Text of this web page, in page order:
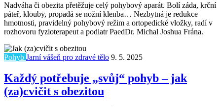
Nadváha či obezita přetěžuje celý pohybový aparát. Bolí záda, krční
páteř, klouby, propadá se nožní klenba… Nezbytná je redukce
hmotnosti, pravidelný pohybový režim a ortopedické vložky, radí v
rozhovoru fyzioterapeut a podiatr PaedDr. Michal Joshua Frána.
Pohyb Jarní vášeň pro zdravé tělo 9. 5. 2025
Každý potřebuje „svůj“ pohyb – jak
(za)cvičit s obezitou